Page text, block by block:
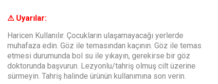
⚠ Uyarılar:
Haricen Kullanılır. Çocukların ulaşamayacağı yerlerde
muhafaza edin. Göz ile temasından kaçının. Göz ile temas
etmesi durumunda bol su ile yıkayın, gerekirse bir göz
doktorunda başvurun. Lezyonlu/tahriş olmuş cilt üzerine
sürmeyin. Tahriş halinde ürünün kullanımına son verin.